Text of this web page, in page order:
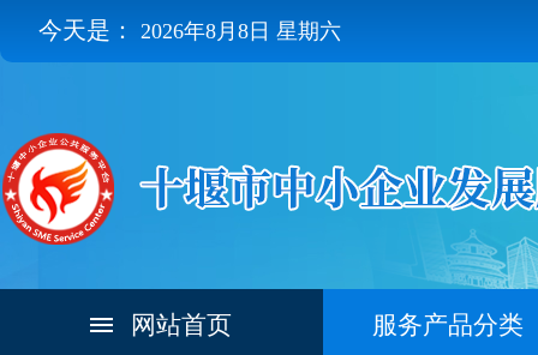
今天是： 2026年8月8日 星期六
网站首页 服务产品分类